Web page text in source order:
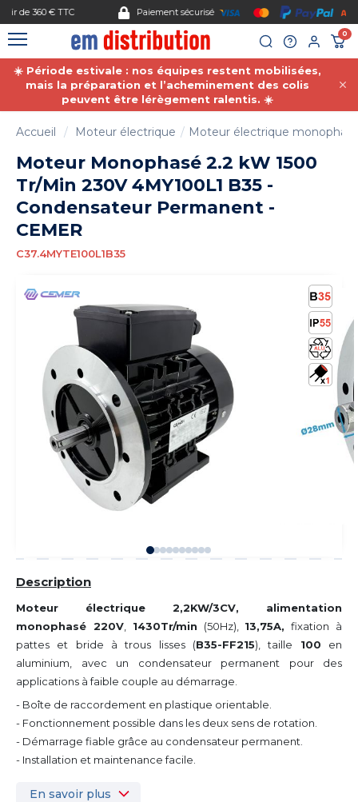
Paiement sécurisé
0
☀️ Période estivale : nos équipes restent mobilisées,
mais la préparation et l’acheminement des colis
peuvent être lérègement ralentis. ☀️
Accueil Moteur électrique Moteur électrique
Moteur Monophasé 2.2 kW 1500
Tr/Min 230V 4MY100L1 B35 -
Condensateur Permanent -
CEMER
C37.4MYTE100L1B35
Description
Moteur électrique 2,2KW/3CV, alimentation
monophasé 220V, 1430Tr/min (50Hz), 13,75A, fixation à
pattes et bride à trous lisses (B35-FF215), taille 100 en
aluminium, avec un condensateur permanent pour des
applications à faible couple au démarrage.
- Boîte de raccordement en plastique orientable.
- Fonctionnement possible dans les deux sens de rotation.
- Démarrage fiable grâce au condensateur permanent.
- Installation et maintenance facile.
En savoir plus
Gestion des cookies